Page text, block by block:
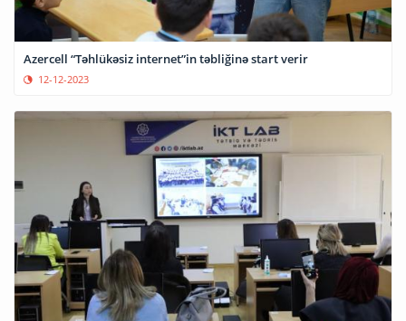
Azercell “Təhlükəsiz internet”in təbliğinə start verir
12-12-2023